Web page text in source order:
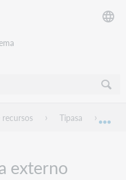
global Tipasa
externo